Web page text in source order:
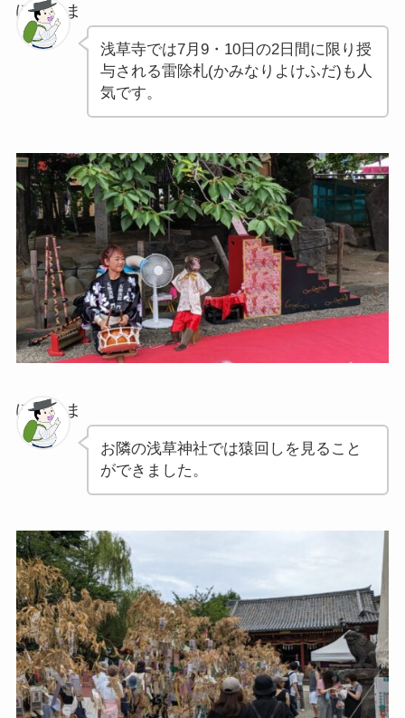
ぽちゃま
浅草寺では7月9・10日の2日間に限り授
与される雷除札(かみなりよけふだ)も人
気です。
ぽちゃま
お隣の浅草神社では猿回しを見ること
ができました。